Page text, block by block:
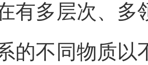
有多层次、多
的不同物质以